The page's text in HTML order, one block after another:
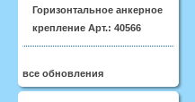
Горизонтальное анкерное
крепление Арт.: 40566
все обновления